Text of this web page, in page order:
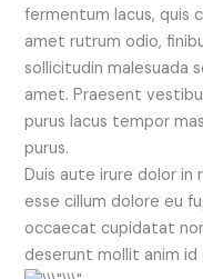
fermentum lacus, quis
amet rutrum odio,
sollicitudin malesuada
amet. Praesent
purus lacus tempor
purus.
Duis aute irure dolor
esse cillum dolore eu
occaecat cupidatat
deserunt mollit anim id